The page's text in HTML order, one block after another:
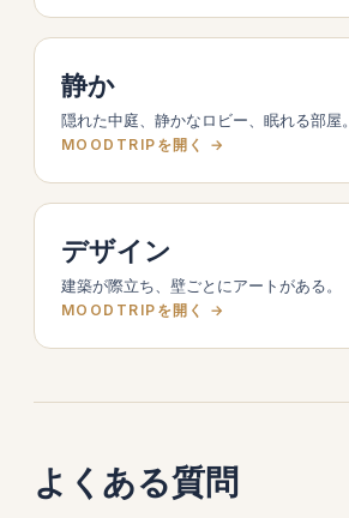
静か
隠れた中庭、静かなロビー、眠れる部屋。
MOODTRIPを開く →
デザイン
建築が際立ち、壁ごとにアートがある。
MOODTRIPを開く →
よくある質問